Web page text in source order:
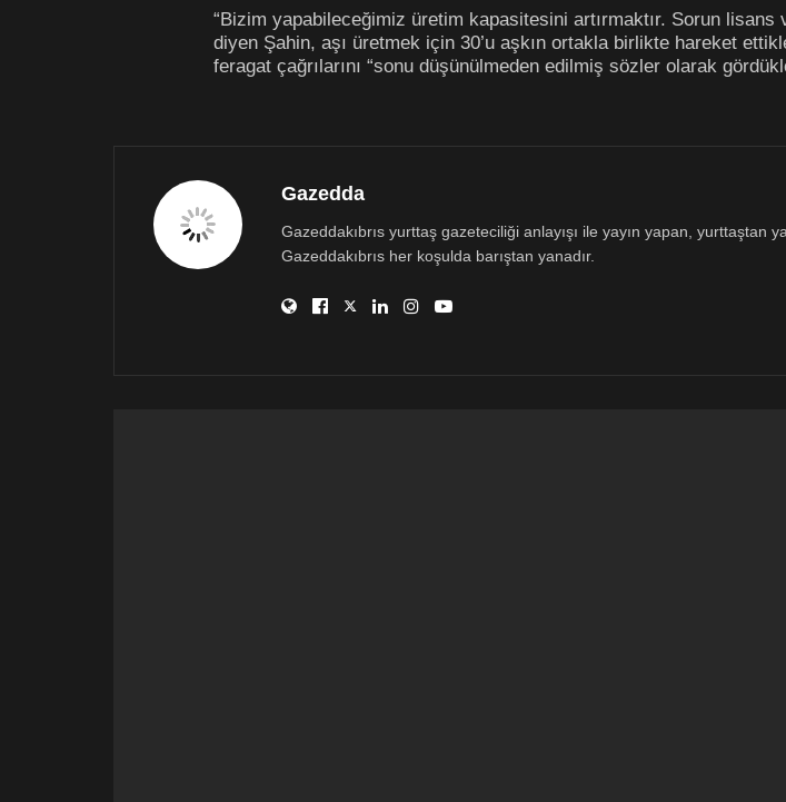
“Bizim yapabileceğimiz üretim kapasitesini artırmaktır. Sorun
diyen Şahin, aşı üretmek için 30’u aşkın ortakla birlikte hareket
feragat çağrılarını “sonu düşünülmeden edilmiş sözler olarak
Gazedda
Gazeddakıbrıs yurttaş gazeteciliği anlayışı ile yayın yapan, yurttaştan
Gazeddakıbrıs her koşulda barıştan yanadır.